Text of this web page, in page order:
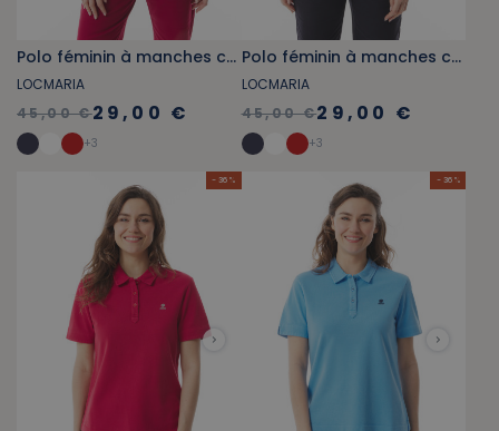
Polo féminin à manches courtes bleu marine
LOCMARIA
45,00 €29,00 €
+3
Polo féminin à manches courtes vert jade
LOCMARIA
45,00 €29,00 €
+3
- 36 % - 36 %